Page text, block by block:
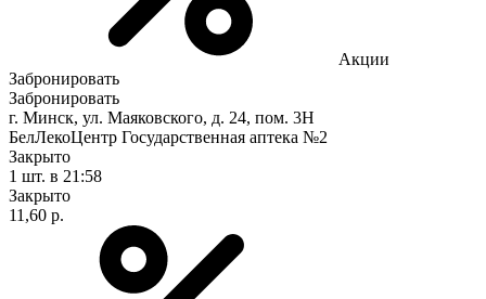
Акции
Забронировать
Забронировать
г. Минск, ул. Маяковского, д. 24, пом. 3Н
БелЛекоЦентр Государственная аптека №2
Закрыто
1 шт. в 21:58
Закрыто
11,60 р.